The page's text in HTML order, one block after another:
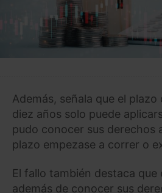
Además, señala que el
diez años solo puede
pudo conocer sus derechos
plazo empezase a correr o
El fallo también destaca que
además de conocer sus